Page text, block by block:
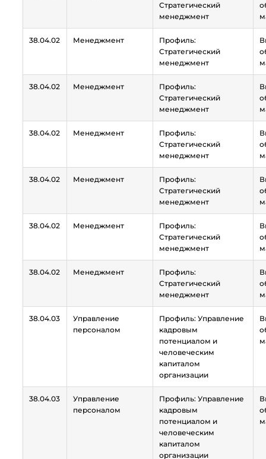
Стратегический
менеджмент
38.04.02 Менеджмент
Профиль:
Стратегический
менеджмент
38.04.02 Менеджмент
Профиль:
Стратегический
менеджмент
38.04.02 Менеджмент
Профиль:
Стратегический
менеджмент
38.04.02 Менеджмент
Профиль:
Стратегический
менеджмент
38.04.02 Менеджмент
Профиль:
Стратегический
менеджмент
38.04.02 Менеджмент
Профиль:
Стратегический
менеджмент
38.04.03
Управление
персоналом
Профиль: Управление
кадровым
потенциалом и
человеческим
капиталом
организации
38.04.03
Управление
персоналом
Профиль: Управление
кадровым
потенциалом и
человеческим
капиталом
организации